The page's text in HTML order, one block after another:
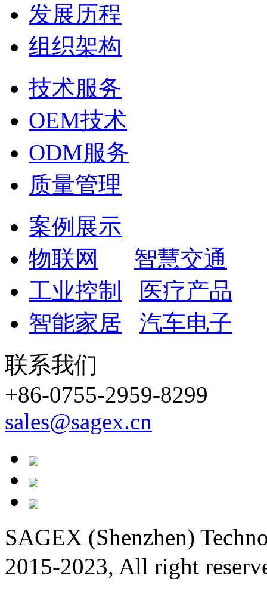
发展历程
组织架构
技术服务
OEM技术
ODM服务
质量管理
案例展示
物联网
智慧交通
工业控制
医疗产品
智能家居
汽车电子
联系我们
+86-0755-2959-8299
sales@sagex.cn
SAGEX (Shenzhen)
2015-2023, All right